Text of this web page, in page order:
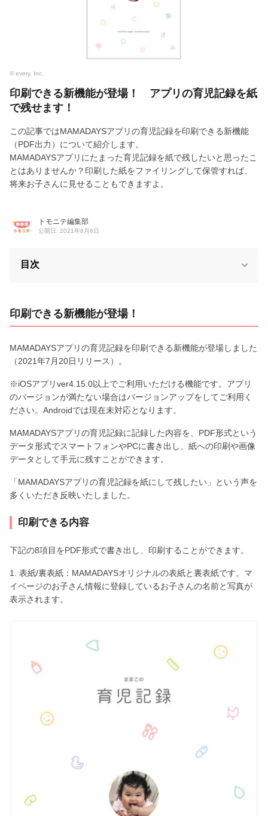
© every, Inc.
印刷できる新機能が登場！ アプリの育児記録を紙
で残せます！
この記事ではMAMADAYSアプリの育児記録を印刷できる新機能
（PDF出力）について紹介します。
MAMADAYSアプリにたまった育児記録を紙で残したいと思ったこ
とはありませんか？印刷した紙をファイリングして保管すれば、
将来お子さんに見せることもできますよ。
トモニテ編集部
公開日: 2021年8月6日
目次
印刷できる新機能が登場！
MAMADAYSアプリの育児記録を印刷できる新機能が登場しました
（2021年7月20日リリース）。
※iOSアプリver4.15.0以上でご利用いただける機能です。アプリ
のバージョンが満たない場合はバージョンアップをしてご利用く
ださい。Androidでは現在未対応となります。
MAMADAYSアプリの育児記録に記録した内容を、PDF形式という
データ形式でスマートフォンやPCに書き出し、紙への印刷や画像
データとして手元に残すことができます。
「MAMADAYSアプリの育児記録を紙にして残したい」という声を
多くいただき反映いたしました。
印刷できる内容
下記の8項目をPDF形式で書き出し、印刷することができます。
1. 表紙/裏表紙：MAMADAYSオリジナルの表紙と裏表紙です。マ
イページのお子さん情報に登録しているお子さんの名前と写真が
表示されます。